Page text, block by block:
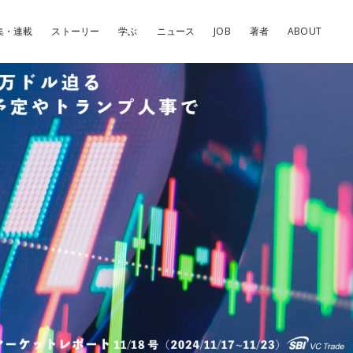
・連載 ストーリー 学ぶ ニュース JOB 著者 ABOUT